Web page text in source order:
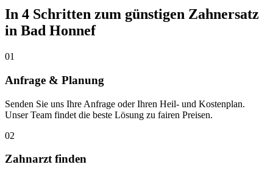
In 4 Schritten zum günstigen Zahnersatz
in Bad Honnef
01
Anfrage & Planung
Senden Sie uns Ihre Anfrage oder Ihren Heil- und Kostenplan.
Unser Team findet die beste Lösung zu fairen Preisen.
02
Zahnarzt finden